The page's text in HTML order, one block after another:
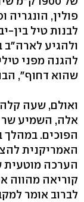
פולין, הונגריה
לבנות טיל
ולהגיע
להגנה מפני
שהוא דחוף",
ואולם, שעה
אלה, השמיע שר
הפוכים. במהלך
האמריקנית
הערכה מוטעית
קוריאה מהווה
לברוב אומר